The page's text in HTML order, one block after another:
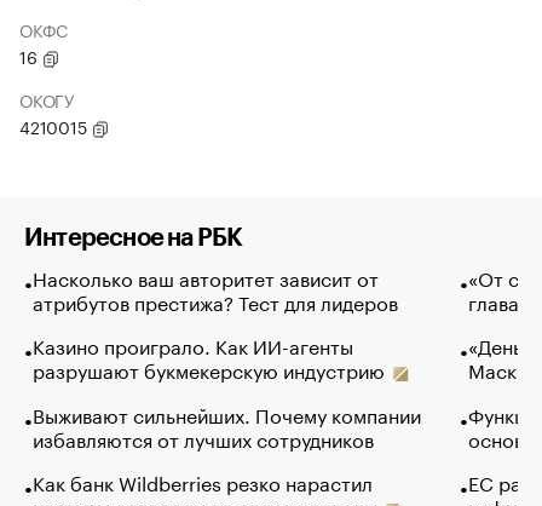
ОКФС
16
ОКОГУ
4210015
Интересное на РБК
Насколько ваш авторитет зависит от
атрибутов престижа? Тест для лидеров
Казино проиграло. Как ИИ-агенты
разрушают букмекерскую индустрию
Выживают сильнейших. Почему компании
избавляются от лучших сотрудников
Как банк Wildberries резко нарастил
«От
глава
Маск в
основ
ЕС